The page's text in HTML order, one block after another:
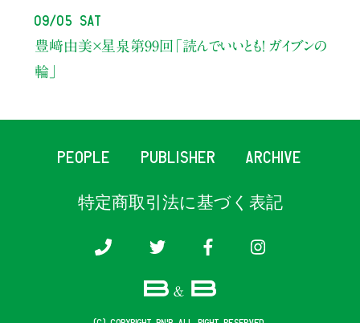
09/05 Sat
豊﨑由美×星泉 第99回「読んでいいとも！ ガイブンの
輪」
PEOPLE PUBLISHER ARCHIVE
特定商取引法に基づく表記